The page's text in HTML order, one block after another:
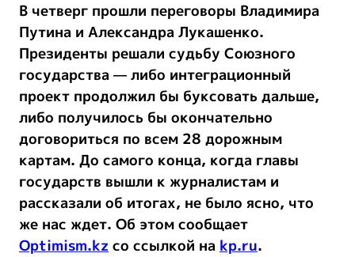
В четверг прошли переговоры Владимира
Путина и Александра Лукашенко.
Президенты решали судьбу Союзного
государства — либо интеграционный
проект продолжил бы буксовать дальше,
либо получилось бы окончательно
договориться по всем 28 дорожным
картам. До самого конца, когда главы
государств вышли к журналистам и
рассказали об итогах, не было ясно, что
же нас ждет. Об этом сообщает
Optimism.kz со ссылкой на kp.ru.